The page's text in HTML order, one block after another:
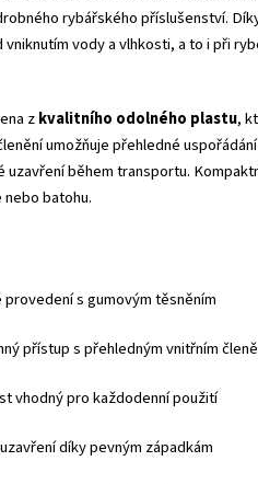
rybářského příslušenství.
vniknutím vody a vlhkosti, a to i při
zkvalitního odolného plastu,
umožňuje přehledné
uzavření během transportu.
batohu.
s gumovým těsněním
přístup s přehledným vnitřním
vhodný pro každodenní použití
díky pevným západkám